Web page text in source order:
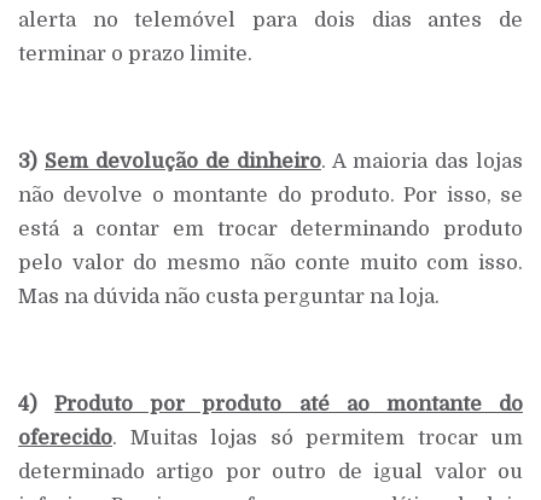
alerta no telemóvel para dois dias antes de
terminar o prazo limite.
3) Sem devolução de dinheiro. A maioria das lojas
não devolve o montante do produto. Por isso, se
está a contar em trocar determinando produto
pelo valor do mesmo não conte muito com isso.
Mas na dúvida não custa perguntar na loja.
4)Produto por produto até ao montante do
oferecido. Muitas lojas só permitem trocar um
determinado artigo por outro de igual valor ou